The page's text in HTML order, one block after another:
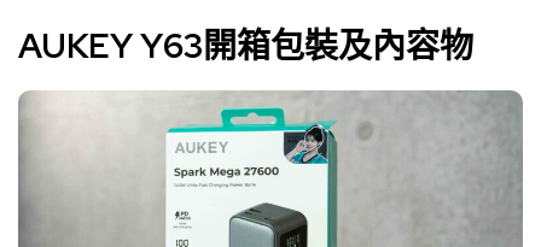
AUKEY Y63開箱包裝及內容物